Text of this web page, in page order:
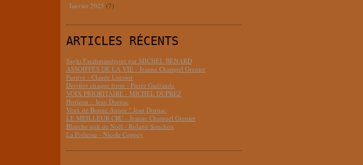
Janvier 2025 (7)
ARTICLES RÉCENTS
Saghi Farahmandpour par MICHEL BÉNARD
ASSOIFFÉS DE LA VIE - Jeanne Champel Grenier
Furtive - Claude Luezior
Derrière chaque front - Pierre Guérande
VOIX PRIORITAIRE - MICHEL DUPREZ
Horizon – Jean Dornac
Veux de Bonne Année ! Jean Dornac
LE MEILLEUR CRU - Jeanne Champel Grenier
Blanche nuit de Noël - Roland Souchon
La Poétesse - Nicole Coppey